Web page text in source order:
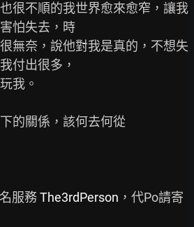
很不順的我世界愈來愈窄，讓我
怕失去，時
無奈，說他對我是真的，不想失
付出很多，
我。
的關係，該何去何從
服務 The3rdPerson ，代Po請寄